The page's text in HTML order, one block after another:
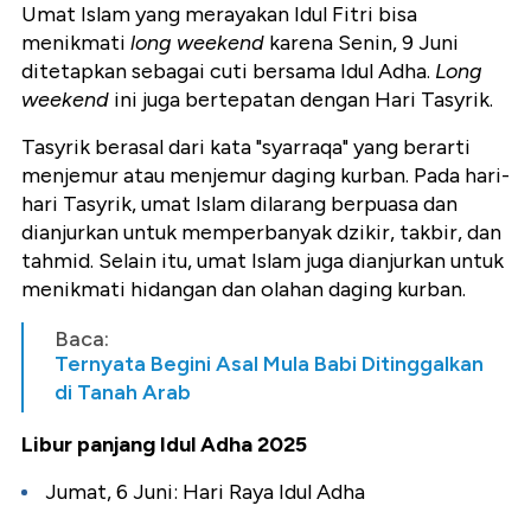
Umat Islam yang merayakan Idul Fitri bisa
menikmati long weekend karena Senin, 9 Juni
ditetapkan sebagai cuti bersama Idul Adha. Long
weekend ini juga bertepatan dengan Hari Tasyrik.
Tasyrik berasal dari kata "syarraqa" yang berarti
menjemur atau menjemur daging kurban. Pada hari-
hari Tasyrik, umat Islam dilarang berpuasa dan
dianjurkan untuk memperbanyak dzikir, takbir, dan
tahmid. Selain itu, umat Islam juga dianjurkan untuk
menikmati hidangan dan olahan daging kurban.
Baca:
Ternyata Begini Asal Mula Babi Ditinggalkan
di Tanah Arab
Libur panjang Idul Adha 2025
Jumat, 6 Juni: Hari Raya Idul Adha